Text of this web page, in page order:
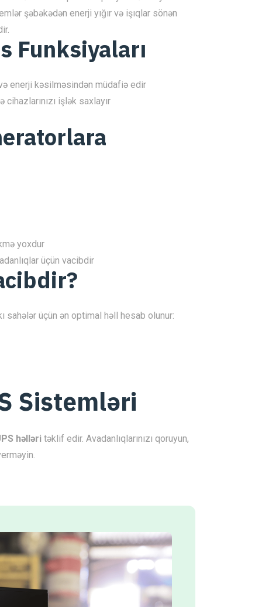
şəbəkədən enerji yığır və işıqlar sönən
Funksiyaları
enerji kəsilməsindən müdafiə edir
işlək saxlayır
yoxdur
üçün vacibdir
sahələr üçün ən optimal həll hesab olunur:
Sistemləri
həlləri təklif edir. Avadanlıqlarınızı qoruyun,